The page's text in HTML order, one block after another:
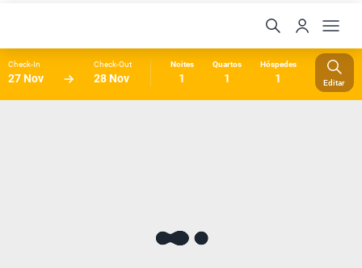
Check-In
27 Nov
Check-Out
28 Nov
Noites
1
Quartos
1
Hóspedes
1 Editar